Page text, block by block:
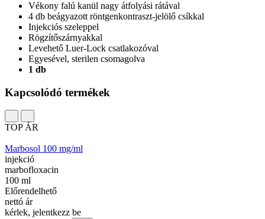
Vékony falú kanül nagy átfolyási rátával
4 db beágyazott röntgenkontraszt-jelölő csíkkal
Injekciós szeleppel
Rögzítőszárnyakkal
Levehető Luer-Lock csatlakozóval
Egyesével, sterilen csomagolva
1 db
Kapcsolódó termékek
TOP ÁR
Marbosol 100 mg/ml
injekció
marbofloxacin
100 ml
Előrendelhető
nettó ár
kérlek, jelentkezz be